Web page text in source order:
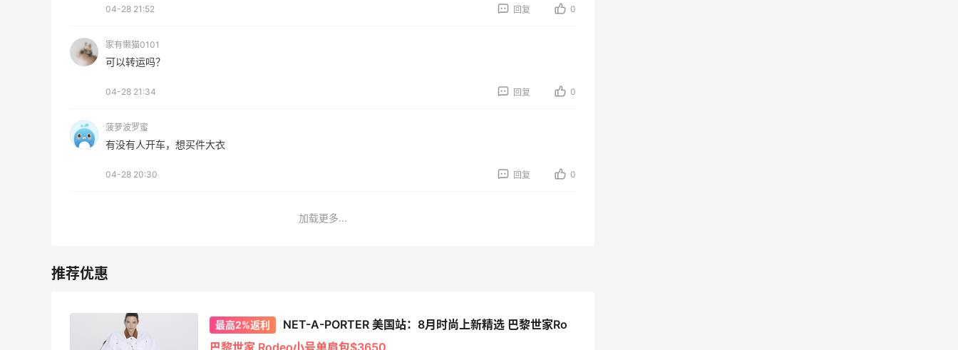
04-28 21:52 回复 0
家有懒猫0101
可以转运吗？
04-28 21:34 回复 0
菠萝波罗蜜
有没有人开车，想买件大衣
04-28 20:30 回复 0
加载更多...
最高2%返利
NET-A-PORTER 美国站：8月时尚上新精选 巴黎世家Ro
巴黎世家 Rodeo小号单肩包$3650